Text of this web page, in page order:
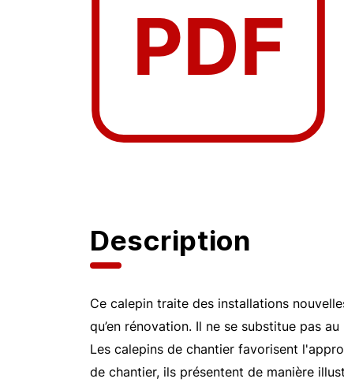
Description
Ce calepin traite des installations
qu’en rénovation. Il ne se substitue pas
Les calepins de chantier favorisent
de chantier, ils présentent de manière